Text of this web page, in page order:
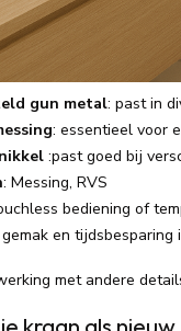
gun metal: past in
: essentieel voor
:past goed bij
: Messing, RVS
bediening of
en tijdsbesparing
met andere